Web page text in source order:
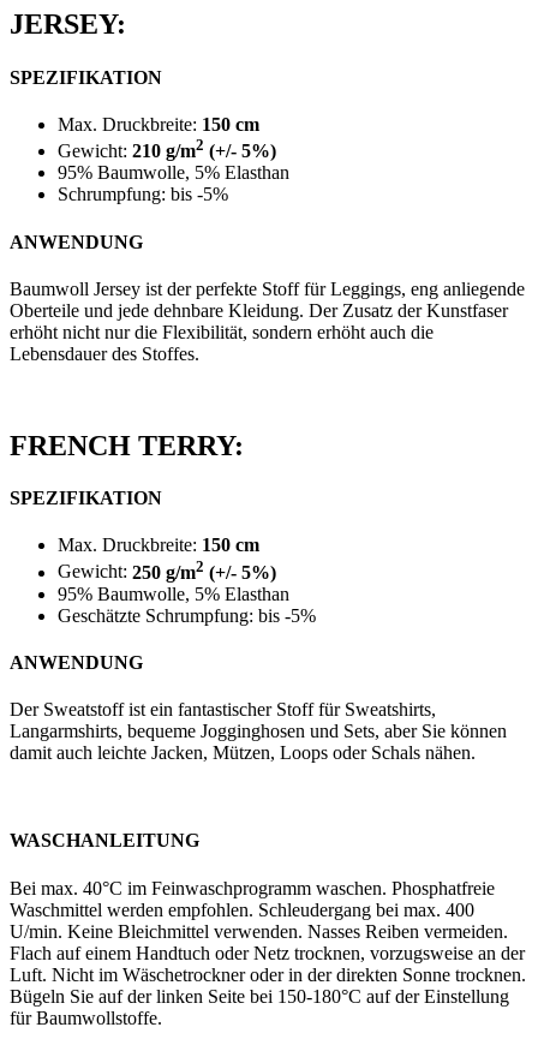
JERSEY:
SPEZIFIKATION
Max. Druckbreite: 150 cm
Gewicht: 210 g/m2 (+/- 5%)
95% Baumwolle, 5% Elasthan
Schrumpfung: bis -5%
ANWENDUNG
Baumwoll Jersey ist der perfekte Stoff für Leggings, eng anliegende
Oberteile und jede dehnbare Kleidung. Der Zusatz der Kunstfaser
erhöht nicht nur die Flexibilität, sondern erhöht auch die
Lebensdauer des Stoffes.
FRENCH TERRY:
SPEZIFIKATION
Max. Druckbreite: 150 cm
Gewicht: 250 g/m2 (+/- 5%)
95% Baumwolle, 5% Elasthan
Geschätzte Schrumpfung: bis -5%
ANWENDUNG
Der Sweatstoff ist ein fantastischer Stoff für Sweatshirts,
Langarmshirts, bequeme Jogginghosen und Sets, aber Sie können
damit auch leichte Jacken, Mützen, Loops oder Schals nähen.
WASCHANLEITUNG
Bei max. 40°C im Feinwaschprogramm waschen. Phosphatfreie
Waschmittel werden empfohlen. Schleudergang bei max. 400
U/min. Keine Bleichmittel verwenden. Nasses Reiben vermeiden.
Flach auf einem Handtuch oder Netz trocknen, vorzugsweise an der
Luft. Nicht im Wäschetrockner oder in der direkten Sonne trocknen.
Bügeln Sie auf der linken Seite bei 150-180°C auf der Einstellung
für Baumwollstoffe.